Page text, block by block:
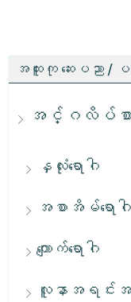
အထူးကု ဆေးပညာ /
အင်္ဂလိပ်စာရွ
နှလုံးရောဂါ
အစာအိမ်ရောဂါ
ကျောက်ရောဂါ
လူနာအရင်းအမ